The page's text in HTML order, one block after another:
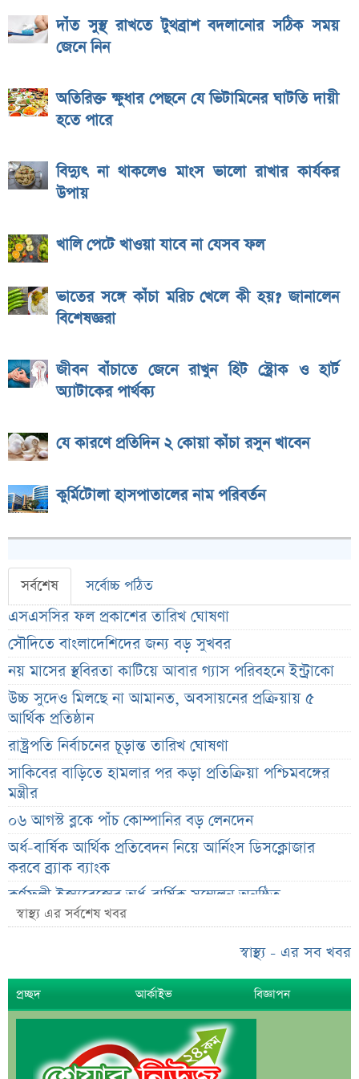
দাঁত সুস্থ রাখতে টুথব্রাশ বদলানোর সঠিক সময়
জেনে নিন
অতিরিক্ত ক্ষুধার পেছনে যে ভিটামিনের ঘাটতি দায়ী
হতে পারে
বিদ্যুৎ না থাকলেও মাংস ভালো রাখার কার্যকর
উপায়
খালি পেটে খাওয়া যাবে না যেসব ফল
ভাতের সঙ্গে কাঁচা মরিচ খেলে কী হয়? জানালেন
বিশেষজ্ঞরা
জীবন বাঁচাতে জেনে রাখুন হিট স্ট্রোক ও হার্ট
অ্যাটাকের পার্থক্য
যে কারণে প্রতিদিন ২ কোয়া কাঁচা রসুন খাবেন
কুর্মিটোলা হাসপাতালের নাম পরিবর্তন
সর্বশেষ সর্বোচ্চ পঠিত
এসএসসির ফল প্রকাশের তারিখ ঘোষণা
সৌদিতে বাংলাদেশিদের জন্য বড় সুখবর
নয় মাসের স্থবিরতা কাটিয়ে আবার গ্যাস পরিবহনে ইন্ট্রাকো
উচ্চ সুদেও মিলছে না আমানত, অবসায়নের প্রক্রিয়ায় ৫
আর্থিক প্রতিষ্ঠান
রাষ্ট্রপতি নির্বাচনের চূড়ান্ত তারিখ ঘোষণা
সাকিবের বাড়িতে হামলার পর কড়া প্রতিক্রিয়া পশ্চিমবঙ্গের
মন্ত্রীর
০৬ আগস্ট ব্লকে পাঁচ কোম্পানির বড় লেনদেন
অর্ধ-বার্ষিক আর্থিক প্রতিবেদন নিয়ে আর্নিংস ডিসক্লোজার
করবে ব্র্যাক ব্যাংক
কর্ণফুলী ইন্স্যুরেন্সের অর্ধ-বার্ষিক সম্মেলন অনুষ্ঠিত
৭৫ হাজার ২৮৩ শেয়ার মনোনীত উত্তরাধিকারীর নামে
০৬ আগস্ট লেনদেনের শীর্ষ ১০ শেয়ার
০৬ আগস্ট দর পতনের শীর্ষ ১০ শেয়ার
০৬ আগস্ট দর বৃদ্ধির শীর্ষ ১০ শেয়ার
স্বাস্থ্য এর সর্বশেষ খবর
স্বাস্থ্য - এর সব খবর
প্রচ্ছদ আর্কাইভ বিজ্ঞাপন